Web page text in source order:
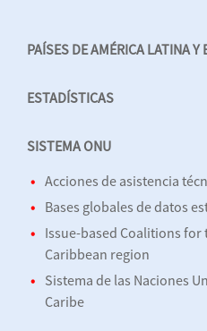
PAÍSES DE AMÉRICA LATINA Y
ESTADÍSTICAS
SISTEMA ONU
Acciones de asistencia
Bases globales de datos
Issue-based Coalitions for
Caribbean region
Sistema de las Naciones
Caribe